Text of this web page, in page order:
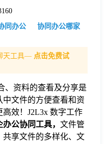
同办公
协同办公哪家
天工具— 点击免费试
、资料的查看及分享是
文件的方便查看和资
效！J2L3x 数字工作
办公协同工具， 文件管
享文件的多样化、文